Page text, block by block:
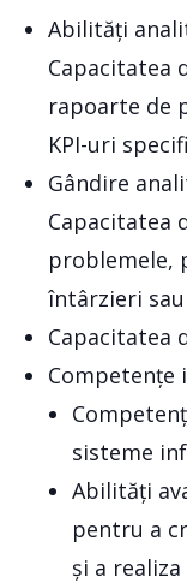
Abilități
Capacitatea
rapoarte de
KPI-uri
Gândire
Capacitatea
problemele,
întârzieri
Capacitatea
Competențe
sisteme
Abilități
pentru a
și a